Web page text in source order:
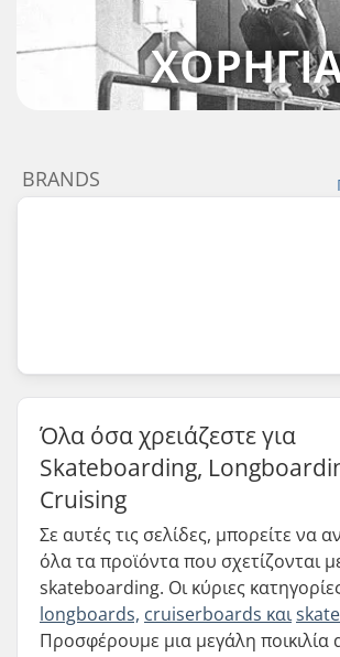
BRANDS
Όλα όσα χρειάζεστε για
Skateboarding,
Cruising
Σε αυτές τις σελίδες, μπορείτε να
όλα τα προϊόντα που σχετίζονται
skateboarding. Οι κύριες
longboards, cruiserboards και
Προσφέρουμε μια μεγάλη